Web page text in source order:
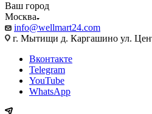
Ваш город
Москва
info@wellmart24.com
г. Мытищи д. Каргашино ул.
Вконтакте
Telegram
YouTube
WhatsApp